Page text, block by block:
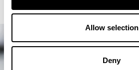
Allow selection
Deny